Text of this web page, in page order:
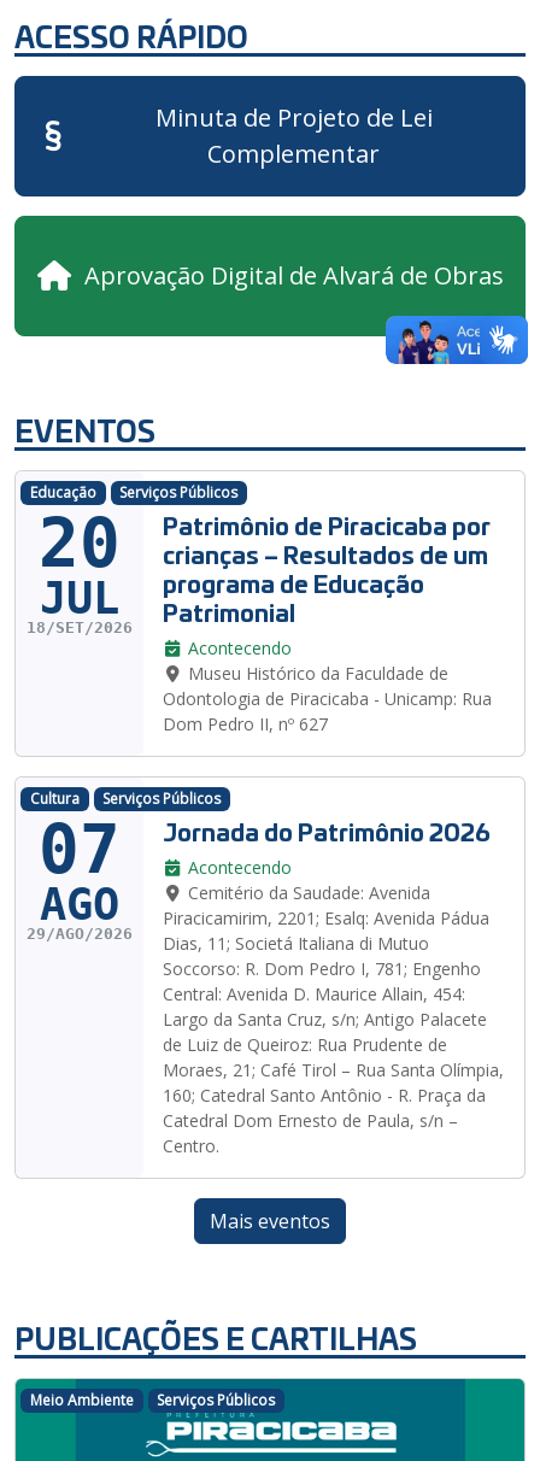
ACESSO RÁPIDO
Minuta de Projeto de Lei
Complementar
Aprovação Digital de Alvará de Obras
EVENTOS
20
JUL
18/SET/2026
Patrimônio de Piracicaba por
crianças – Resultados de um
programa de Educação
Patrimonial
Acontecendo
Museu Histórico da Faculdade de
Odontologia de Piracicaba - Unicamp: Rua
Dom Pedro II, nº 627
Educação Serviços Públicos
07
AGO
29/AGO/2026
Jornada do Patrimônio 2026
Acontecendo
Cemitério da Saudade: Avenida
Piracicamirim, 2201; Esalq: Avenida Pádua
Dias, 11; Societá Italiana di Mutuo
Soccorso: R. Dom Pedro I, 781; Engenho
Central: Avenida D. Maurice Allain, 454:
Largo da Santa Cruz, s/n; Antigo Palacete
de Luiz de Queiroz: Rua Prudente de
Moraes, 21; Café Tirol – Rua Santa Olímpia,
160; Catedral Santo Antônio - R. Praça da
Catedral Dom Ernesto de Paula, s/n –
Centro.
Cultura Serviços Públicos
Mais eventos
PUBLICAÇÕES E CARTILHAS
Meio Ambiente Serviços Públicos